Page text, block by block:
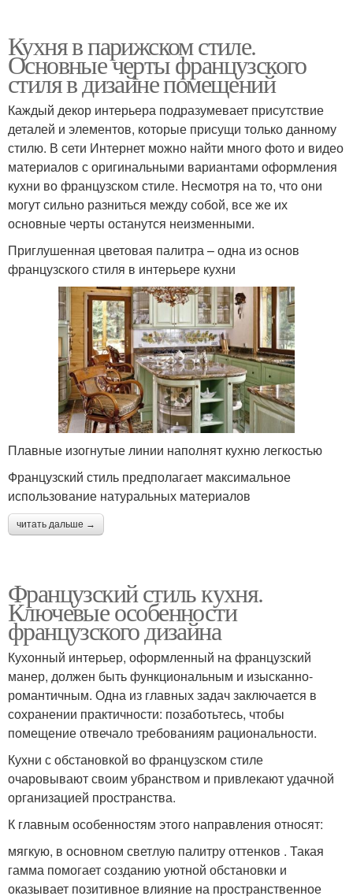
Кухня в парижском стиле.
Основные черты французского
стиля в дизайне помещений
Каждый декор интерьера подразумевает присутствие
деталей и элементов, которые присущи только данному
стилю. В сети Интернет можно найти много фото и видео
материалов с оригинальными вариантами оформления
кухни во французском стиле. Несмотря на то, что они
могут сильно разниться между собой, все же их
основные черты останутся неизменными.
Приглушенная цветовая палитра – одна из основ
французского стиля в интерьере кухни
Плавные изогнутые линии наполнят кухню легкостью
Французский стиль предполагает максимальное
использование натуральных материалов
читать дальше →
Французский стиль кухня.
Ключевые особенности
французского дизайна
Кухонный интерьер, оформленный на французский
манер, должен быть функциональным и изысканно-
романтичным. Одна из главных задач заключается в
сохранении практичности: позаботьтесь, чтобы
помещение отвечало требованиям рациональности.
Кухни с обстановкой во французском стиле
очаровывают своим убранством и привлекают удачной
организацией пространства.
К главным особенностям этого направления относят:
мягкую, в основном светлую палитру оттенков . Такая
гамма помогает созданию уютной обстановки и
оказывает позитивное влияние на пространственное